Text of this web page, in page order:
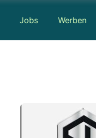
Jobs Werben